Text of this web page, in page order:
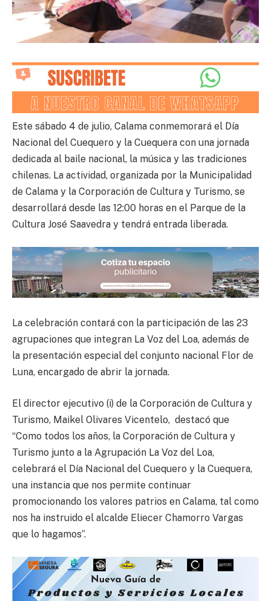
Este sábado 4 de julio, Calama conmemorará el Día
Nacional del Cuequero y la Cuequera con una jornada
dedicada al baile nacional, la música y las tradiciones
chilenas. La actividad, organizada por la Municipalidad
de Calama y la Corporación de Cultura y Turismo, se
desarrollará desde las 12:00 horas en el Parque de la
Cultura José Saavedra y tendrá entrada liberada.
La celebración contará con la participación de las 23
agrupaciones que integran La Voz del Loa, además de
la presentación especial del conjunto nacional Flor de
Luna, encargado de abrir la jornada.
El director ejecutivo (i) de la Corporación de Cultura y
Turismo, Maikel Olivares Vicentelo, destacó que
“Como todos los años, la Corporación de Cultura y
Turismo junto a la Agrupación La Voz del Loa,
celebrará el Día Nacional del Cuequero y la Cuequera,
una instancia que nos permite continuar
promocionando los valores patrios en Calama, tal como
nos ha instruido el alcalde Eliecer Chamorro Vargas
que lo hagamos”.